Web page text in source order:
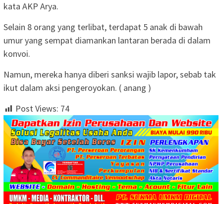
kata AKP Arya.
Selain 8 orang yang terlibat, terdapat 5 anak di bawah
umur yang sempat diamankan lantaran berada di dalam
konvoi.
Namun, mereka hanya diberi sanksi wajib lapor, sebab tak
ikut dalam aksi pengeroyokan. ( anang )
Post Views: 74